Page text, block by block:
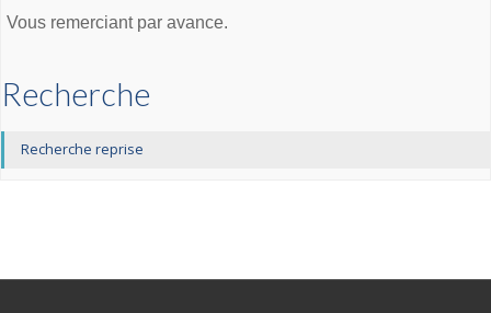
Vous remerciant par avance.
Recherche
Recherche reprise